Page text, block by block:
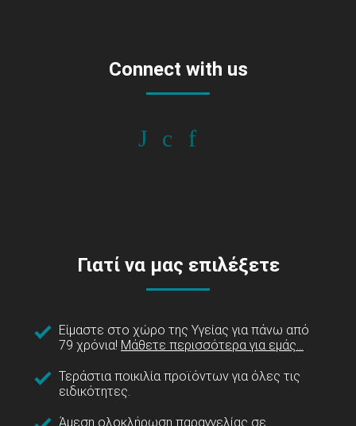
Connect with us
Γιατί να μας επιλέξετε
Είμαστε στο χώρο της Υγείας για πάνω από
79 χρόνια! Μάθετε περισσότερα για εμάς...
Τεράστια ποικιλία προϊόντων για όλες τις
ειδικότητες.
Άμεση ολοκλήρωση παραγγελίας σε